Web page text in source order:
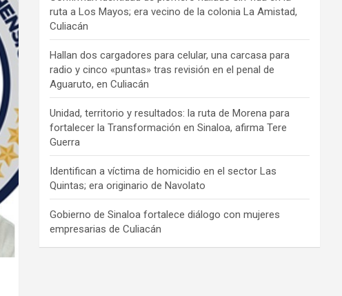
ruta a Los Mayos; era vecino de la colonia La Amistad,
Culiacán
Hallan dos cargadores para celular, una carcasa para
radio y cinco «puntas» tras revisión en el penal de
Aguaruto, en Culiacán
Unidad, territorio y resultados: la ruta de Morena para
fortalecer la Transformación en Sinaloa, afirma Tere
Guerra
Identifican a víctima de homicidio en el sector Las
Quintas; era originario de Navolato
Gobierno de Sinaloa fortalece diálogo con mujeres
empresarias de Culiacán